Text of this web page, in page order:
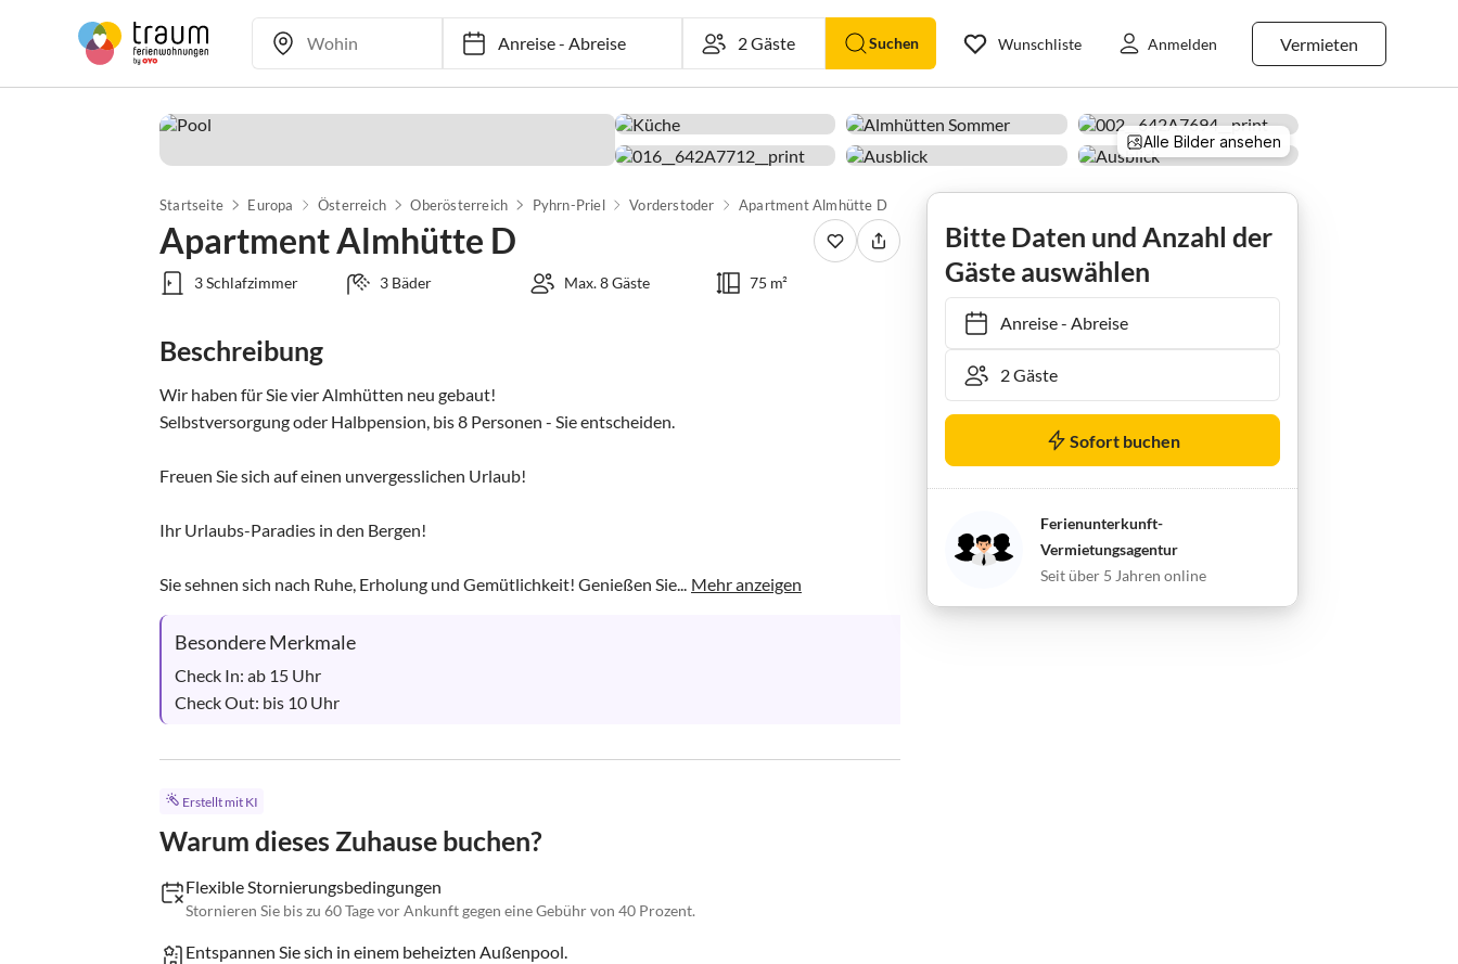
Anreise-Abreise Suchen Vermieten
Wunschliste Anmelden
Alle Bilder ansehen
Startseite Europa Österreich Oberösterreich Pyhrn-Priel Vorderstoder Apartment Almhütte D
Apartment Almhütte D
3 Schlafzimmer 3 Bäder Max. 8 Gäste 75 m²
Beschreibung
Wir haben für Sie vier Almhütten neu gebaut!
Selbstversorgung oder Halbpension, bis 8 Personen - Sie entscheiden.
Freuen Sie sich auf einen unvergesslichen Urlaub!
Ihr Urlaubs-Paradies in den Bergen!
Sie sehnen sich nach Ruhe, Erholung und Gemütlichkeit! Genießen Sie... Mehr anzeigen
Besondere Merkmale
Check In: ab 15 Uhr
Check Out: bis 10 Uhr
Erstellt mit KI
Warum dieses Zuhause buchen?
Flexible Stornierungsbedingungen
Stornieren Sie bis zu 60 Tage vor Ankunft gegen eine Gebühr von 40 Prozent.
Entspannen Sie sich in einem beheizten Außenpool.
Bitte Daten und Anzahl der
Gäste auswählen
Anreise- Abreise
Sofort buchen
Ferienunterkunft-
Vermietungsagentur
Seit über 5 Jahren online